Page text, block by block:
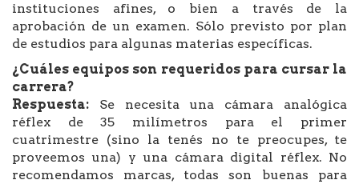
instituciones afines, o bien a través de la
aprobación de un examen. Sólo previsto por plan
de estudios para algunas materias específicas.
¿Cuáles equipos son requeridos para cursar la
carrera?
Respuesta: Se necesita una cámara analógica
réflex de 35 milímetros para el primer
cuatrimestre (sino la tenés no te preocupes, te
proveemos una) y una cámara digital réflex. No
recomendamos marcas, todas son buenas para